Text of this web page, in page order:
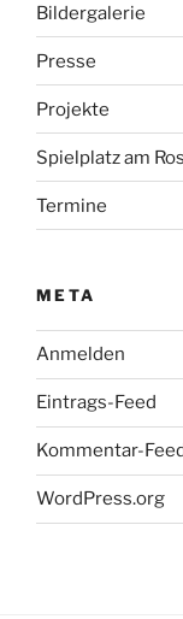
Bildergalerie
Presse
Projekte
Spielplatz am
Termine
META
Anmelden
Eintrags-Feed
Kommentar-
WordPress.org